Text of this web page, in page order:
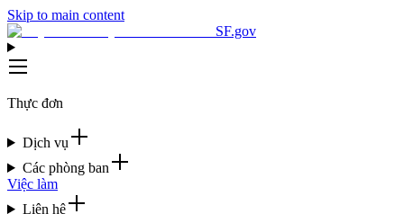
Skip to main content
SF.gov
Thực đơn
Dịch vụ
Các phòng ban
Việc làm
Liên hệ